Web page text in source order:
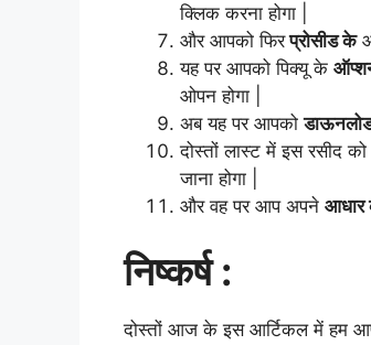
क्लिक करना होगा |
और आपको फिरप्रोसीड के
यह पर आपको पिक्यू के
ओपन होगा |
अब यह पर आपको
दोस्तों लास्ट में इस रसीद
जाना होगा |
और वह पर आप अपने आधार
निष्कर्ष :
दोस्तों आज के इस आर्टिकल में हम